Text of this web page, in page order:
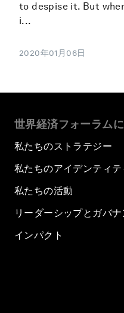
to despise it. But
i...
2020年01月06日
世界経済フォーラム
私たちのストラテジー
私たちのアイデンティテ
私たちの活動
リーダーシップとガバナ
インパクト